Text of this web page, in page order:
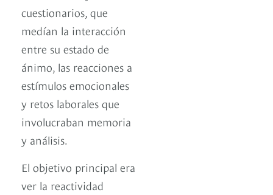
cuestionarios, que
medían la interacción
entre su estado de
ánimo, las reacciones a
estímulos emocionales
y retos laborales que
involucraban memoria
y análisis.
El objetivo principal era
ver la reactividad